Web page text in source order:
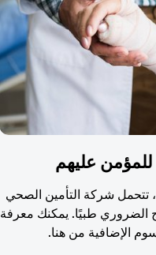
عليهم
تتحمل شركة التأمين الصحي
الضروري طبيًا. يمكنك معرفة
الإضافية من هنا.